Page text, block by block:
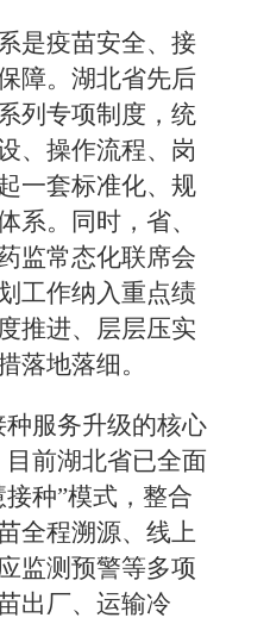
是疫苗安全、接
障。湖北省先后
列专项制度，统
、操作流程、岗
一套标准化、规
系。同时，省、
监常态化联席会
工作纳入重点绩
推进、层层压实
落地落细。
种服务升级的核心
前湖北省已全面
种”模式，整合
全程溯源、线上
监测预警等多项
出厂、运输冷